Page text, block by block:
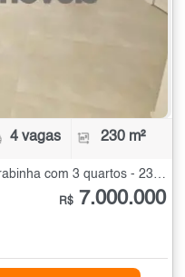
4 vagas 230 m²
Apartamento à Venda na Vila Uberabinha com 3 quartos - 230 m²
R$ 7.000.000